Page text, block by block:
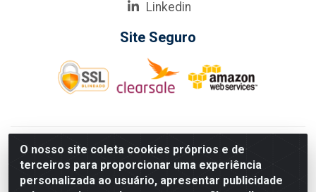
O nosso site coleta cookies próprios e de
terceiros para proporcionar uma experiência
personalizada ao usuário, apresentar publicidade
Linkedin
Site Seguro
KarneKeijo Logistica Integrada LTDA - Rod. Br-101 Sul, nº3700
- Barro, Recife/PE, 50900-400 CNPJ: 24.150.377/0001-95
Estados atendidos pela KarneKeijo: PE, PB e RN.